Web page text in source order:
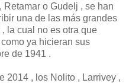
Retamar o Gudelj , se han
una de las más grandes
la cual no es otra que
ya hicieran sus
de 1941 .
2014 , los Nolito , Larrivey ,